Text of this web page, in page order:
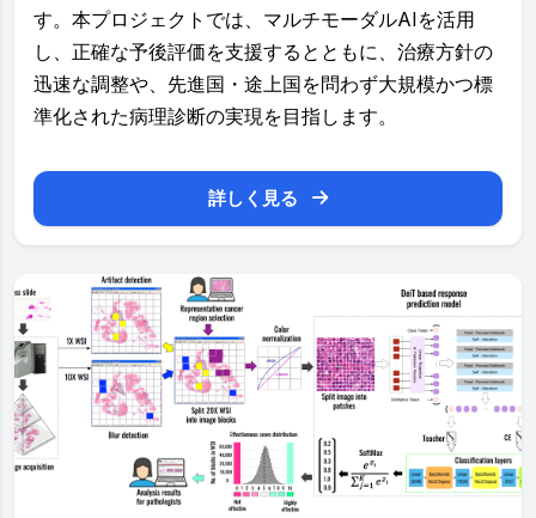
す。本プロジェクトでは、マルチモーダルAIを活用
し、正確な予後評価を支援するとともに、治療方針の
迅速な調整や、先進国・途上国を問わず大規模かつ標
準化された病理診断の実現を目指します。
詳しく見る